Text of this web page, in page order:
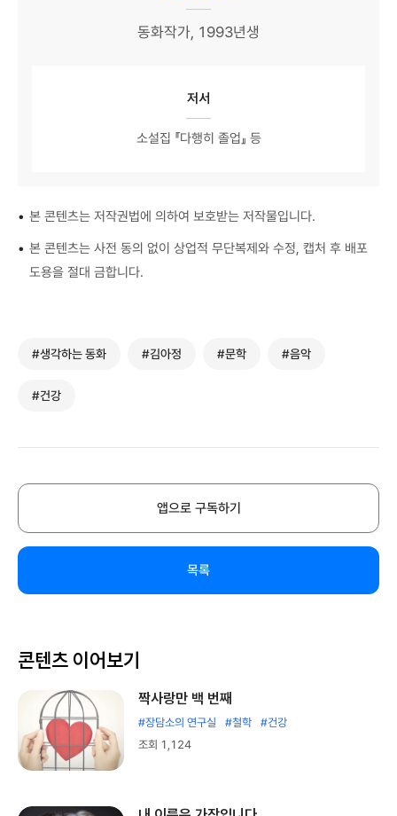
동화작가, 1993년생
저서
소설집 『다행히 졸업』 등
• 본 콘텐츠는 저작권법에 의하여 보호받는 저작물입니다.
• 본 콘텐츠는 사전 동의 없이 상업적 무단복제와 수정, 캡처 후 배포
도용을 절대 금합니다.
#생각하는 동화 #김아정 #문학 #음악
#건강
앱으로 구독하기
목록
콘텐츠 이어보기
짝사랑만 백 번째
#장담소의 연구실 #철학
#건강
조회 1,124